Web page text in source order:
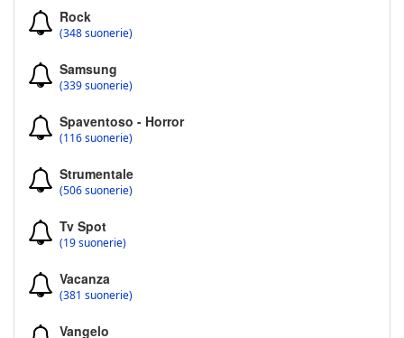
Rock
(348 suonerie)
Samsung
(339 suonerie)
Spaventoso - Horror
(116 suonerie)
Strumentale
(506 suonerie)
Tv Spot
(19 suonerie)
Vacanza
(381 suonerie)
Vangelo